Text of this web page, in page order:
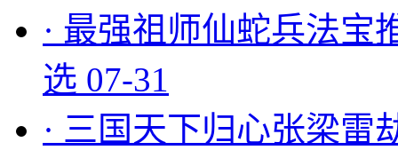
· 最强祖师仙蛇兵法宝
选 07-31
· 三国天下归心张梁雷